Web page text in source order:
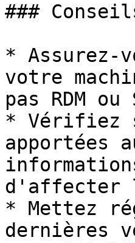
###
* Assurez-
votre
pas RDM
* Vérifiez
apportées
d'affecter
* Mettez
dernières